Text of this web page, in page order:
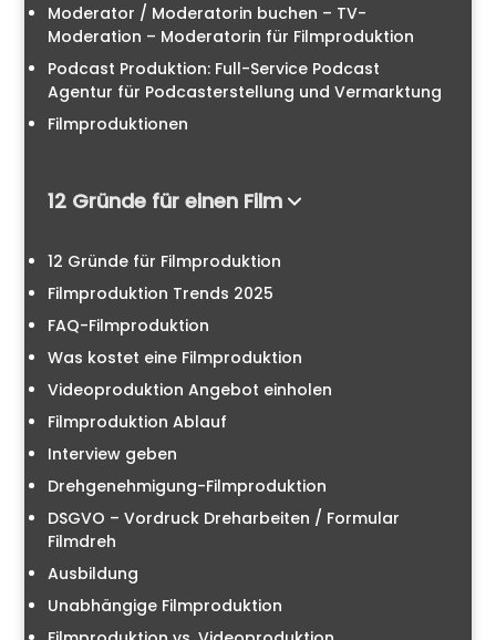
Moderator / Moderatorin buchen – TV-
Moderation – Moderatorin für Filmproduktion
Podcast Produktion: Full-Service Podcast
Agentur für Podcasterstellung und Vermarktung
Filmproduktionen
12 Gründe für einen Film
12 Gründe für Filmproduktion
Filmproduktion Trends 2025
FAQ-Filmproduktion
Was kostet eine Filmproduktion
Videoproduktion Angebot einholen
Filmproduktion Ablauf
Interview geben
Drehgenehmigung-Filmproduktion
DSGVO – Vordruck Dreharbeiten / Formular
Filmdreh
Ausbildung
Unabhängige Filmproduktion